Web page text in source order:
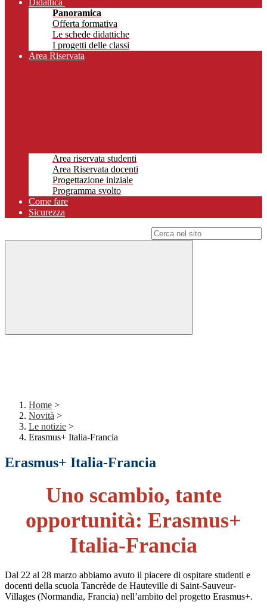
Didattica
Panoramica
Offerta formativa
Le schede didattiche
I progetti delle classi
Area Riservata
Area riservata studenti
Area Riservata docenti
Progettazione iniziale
Programma svolto
Come fare
Sicurezza
Home >
Novità >
Le notizie >
Erasmus+ Italia-Francia
Erasmus+ Italia-Francia
Uno scambio, tante
opportunità: Erasmus+
Italia-Francia
Dal 22 al 28 marzo abbiamo avuto il piacere di ospitare studenti e
docenti della scuola Tancrède de Hauteville di Saint-Sauveur-
Villages (Normandia, Francia) nell’ambito del progetto Erasmus+.